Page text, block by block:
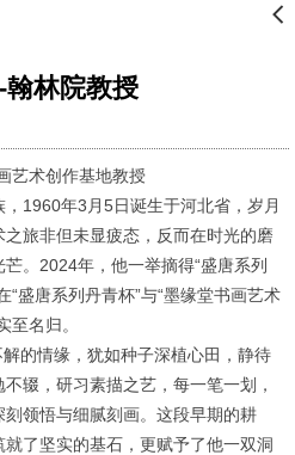
󰊒
翰林院教授
艺术创作基地教授
1960年3月5日诞生于河北省，岁月
旅非但未显疲态，反而在时光的磨
。2024年，他一举摘得“盛唐系列
“盛唐系列丹青杯”与“墨缘堂书画艺术
至名归。
的情缘，犹如种子深植心田，静待
辍，研习素描之艺，每一笔一划，
领悟与细腻刻画。这段早期的耕
了坚实的基石，更赋予了他一双洞